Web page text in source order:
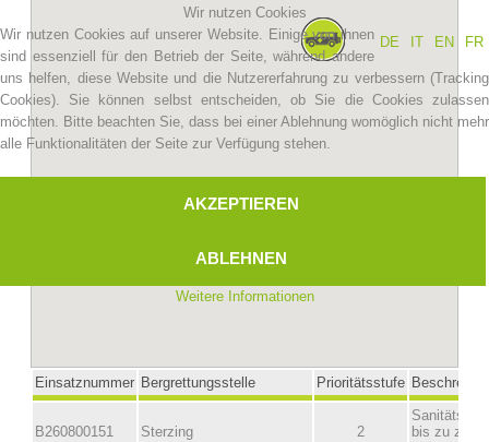
Wir nutzen Cookies
DE
IT EN FR
Wir nutzen Cookies auf unserer Website. Einige von ihnen
sind essenziell für den Betrieb der Seite, während andere
uns helfen, diese Website und die Nutzererfahrung zu verbessern (Tracking
Cookies). Sie können selbst entscheiden, ob Sie die Cookies zulassen
möchten. Bitte beachten Sie, dass bei einer Ablehnung womöglich nicht mehr
alle Funktionalitäten der Seite zur Verfügung stehen.
AKZEPTIEREN
ABLEHNEN
Weitere Informationen